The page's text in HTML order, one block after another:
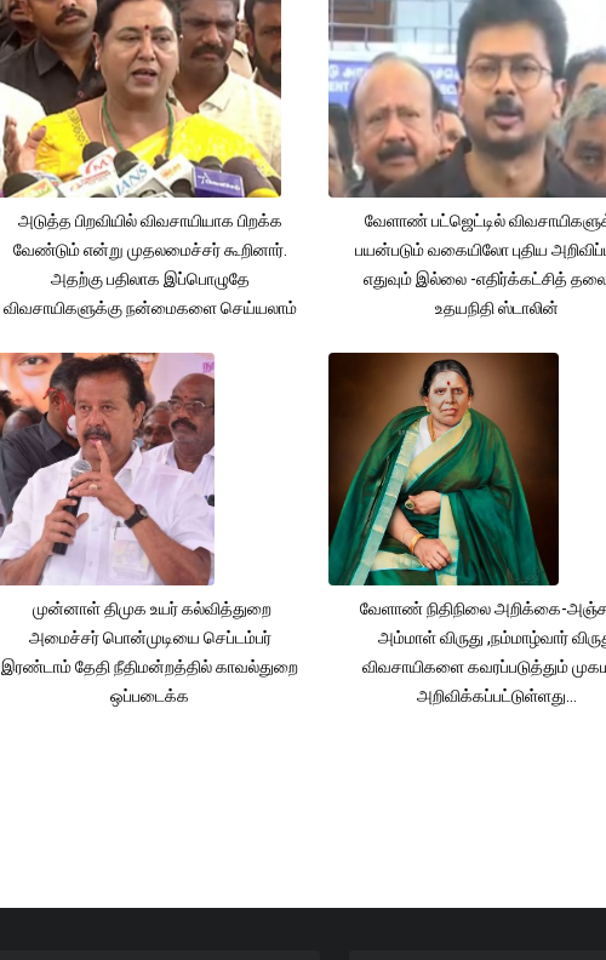
அடுத்த பிறவியில் விவசாயியாக பிறக்க
வேண்டும் என்று முதலமைச்சர் கூறினார்.
அதற்கு பதிலாக இப்பொழுதே
விவசாயிகளுக்கு நன்மைகளை செய்யலாம்
வேளாண் பட்ஜெட்டில்
பயன்படும் வகையிலோ புதிய
எதுவும் இல்லை -எதிர்க்கட்சித்
உதயநிதி ஸ்டாலின்
முன்னாள் திமுக உயர் கல்வித்துறை
அமைச்சர் பொன்முடியை செப்டம்பர்
இரண்டாம் தேதி நீதிமன்றத்தில் காவல்துறை
ஒப்படைக்க
வேளாண் நிதிநிலை அறிக்கை-
அம்மாள் விருது ,நம்மாழ்வார்
விவசாயிகளை கவரப்படுத்தும்
அறிவிக்கப்பட்டுள்ளது...